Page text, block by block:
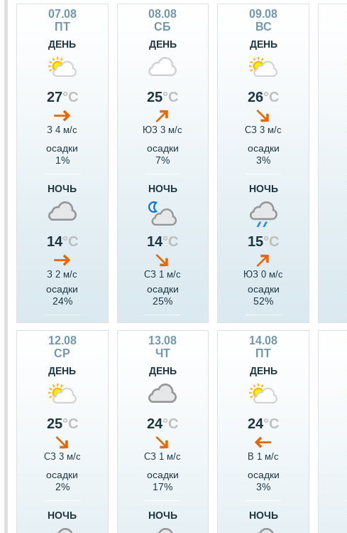
07.08
ПТ
ДЕНЬ
27°C
З 4 м/c
осадки
1%
НОЧЬ
14°C
З 2 м/c
осадки
24%
08.08
СБ
ДЕНЬ
25°C
ЮЗ 3 м/c
осадки
7%
НОЧЬ
14°C
СЗ 1 м/c
осадки
25%
09.08
ВС
ДЕНЬ
26°C
СЗ 3 м/c
осадки
3%
НОЧЬ
15°C
ЮЗ 0 м/c
осадки
52%
12.08
СР
ДЕНЬ
25°C
СЗ 3 м/c
осадки
2%
НОЧЬ
13.08
ЧТ
ДЕНЬ
24°C
СЗ 1 м/c
осадки
17%
НОЧЬ
14.08
ПТ
ДЕНЬ
24°C
В 1 м/c
осадки
3%
НОЧЬ